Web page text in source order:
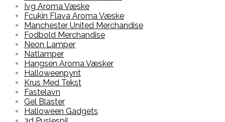
Ivg Aroma Væske
Fcukin Flava Aroma Væske
Manchester United Merchandise
Fodbold Merchandise
Neon Lamper
Natlamper
Hangsen Aroma Væsker
Halloweenpynt
Krus Med Tekst
Fastelavn
Gel Blaster
Halloween Gadgets